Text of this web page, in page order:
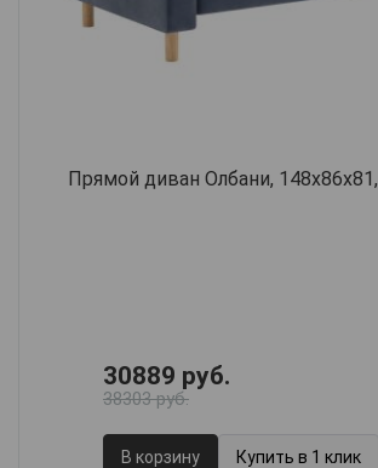
Прямой диван Олбани, 148х86х81,
30889 руб.
38303 руб.
В корзину Купить в 1 клик